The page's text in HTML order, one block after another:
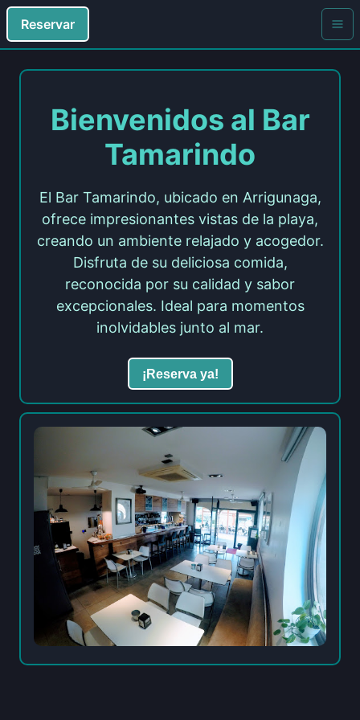
Reservar
Bienvenidos al Bar
Tamarindo
El Bar Tamarindo, ubicado en Arrigunaga,
ofrece impresionantes vistas de la playa,
creando un ambiente relajado y acogedor.
Disfruta de su deliciosa comida,
reconocida por su calidad y sabor
excepcionales. Ideal para momentos
inolvidables junto al mar.
¡Reserva ya!